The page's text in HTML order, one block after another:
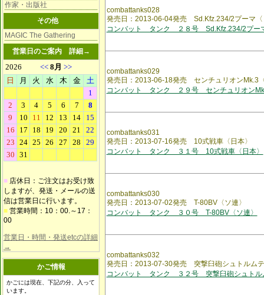
作家・出版社
その他
MAGIC The Gathering
営業日のご案内 詳細→
■ 店休日：ご注文はお受け致
しますが、発送・メールの送
信は営業日に行います。
■ 営業時間：10：00.～17：
00
営業日・時間・発送etcの詳細
→
かご情報
かごには現在、下記の分、入って
います。
combattanks028
発売日：2013-06-04発売 Sd.Kfz.234/2プーマ〈
コンバット タンク ２８号 Sd.Kfz.234/2プー
combattanks029
発売日：2013-06-18発売 センチュリオンMk.3
コンバット タンク ２９号 センチュリオン
combattanks031
発売日：2013-07-16発売 10式戦車〈日本〉
コンバット タンク ３１号 10式戦車〈日本〉
combattanks030
発売日：2013-07-02発売 T-80BV〈ソ連〉
コンバット タンク ３０号 T-80BV〈ソ連〉
combattanks032
発売日：2013-07-30発売 突撃臼砲シュトルム
コンバット タンク ３２号 突撃臼砲シュトル